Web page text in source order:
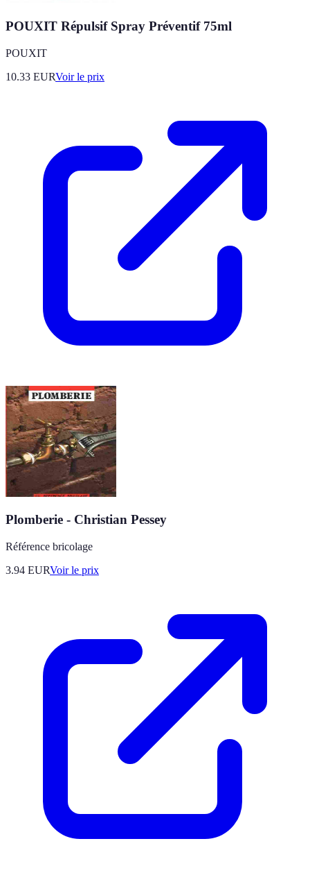
POUXIT Répulsif Spray Préventif 75ml
POUXIT
10.33 EURVoir le prix
Plomberie - Christian Pessey
Référence bricolage
3.94 EURVoir le prix